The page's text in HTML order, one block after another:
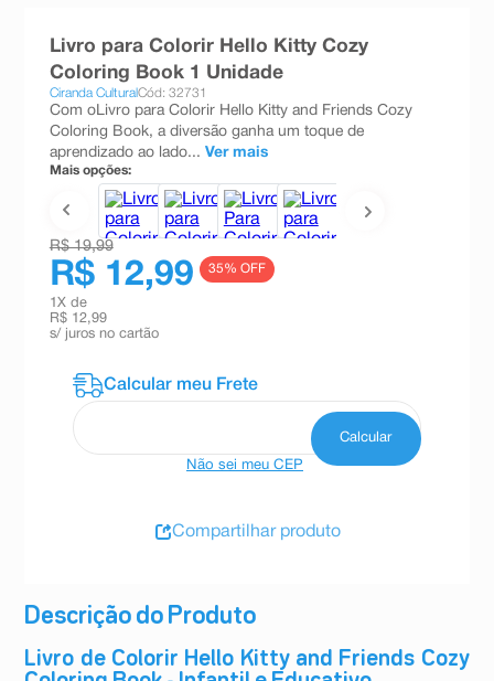
Descrição do Produto
Livro de Colorir Hello Kitty and Friends Cozy
Livro para Colorir Hello Kitty Cozy
Coloring Book 1 Unidade
Ciranda CulturalCód: 32731
Com oLivro para Colorir Hello Kitty and Friends Cozy
Coloring Book, a diversão ganha um toque de
aprendizado ao lado... Ver mais
Mais opções:
R$ 19,99
R$ 12,99 35% OFF
1 X de
R$ 12,99
s/ juros no cartão
Não sei meu CEP
Compartilhar produto
esmalte
10ºabsorvente